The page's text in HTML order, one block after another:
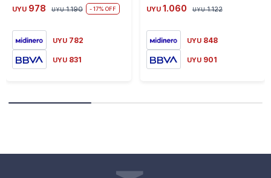
UYU 978 UYU 1.190 17
UYU 782
UYU 831
UYU 1.060 UYU 1.122
UYU 848
UYU 901